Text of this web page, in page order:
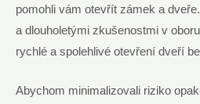
pomohli vám otevřít zámek a
a dlouholetými zkušenostmi v
rychlé a spolehlivé otevření dveří
Abychom minimalizovali riziko